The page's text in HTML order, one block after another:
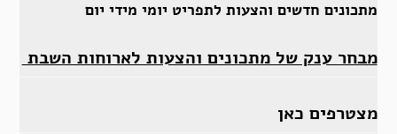
מתכונים חדשים והצעות לתפריט יומי מידי יום
מבחר ענק של מתכונים והצעות לארוחות השבת
מצטרפים כאן